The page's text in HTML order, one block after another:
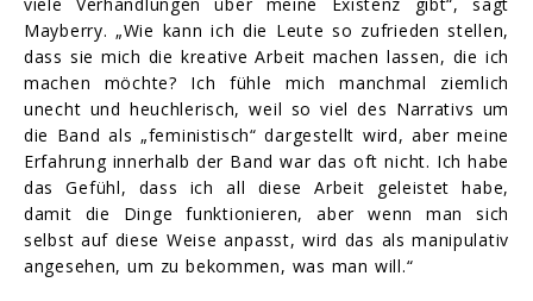
Mayberry. „Wie kann ich die Leute so zufrieden stellen,
dass sie mich die kreative Arbeit machen lassen, die ich
machen möchte? Ich fühle mich manchmal ziemlich
unecht und heuchlerisch, weil so viel des Narrativs um
die Band als „feministisch“ dargestellt wird, aber meine
Erfahrung innerhalb der Band war das oft nicht. Ich habe
das Gefühl, dass ich all diese Arbeit geleistet habe,
damit die Dinge funktionieren, aber wenn man sich
selbst auf diese Weise anpasst, wird das als manipulativ
angesehen, um zu bekommen, was man will.“